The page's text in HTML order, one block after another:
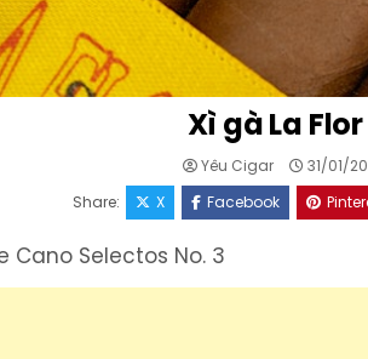
Xì gà La
Yêu Cigar 31/01/
Share:
X Facebook
Cano Selectos No. 3